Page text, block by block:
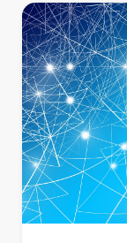
Preisgeld
Leistungen
oder
Kategorien